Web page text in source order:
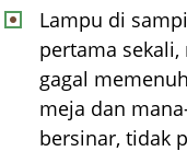
Lampu di
pertama
gagal
meja dan
bersinar, tidak